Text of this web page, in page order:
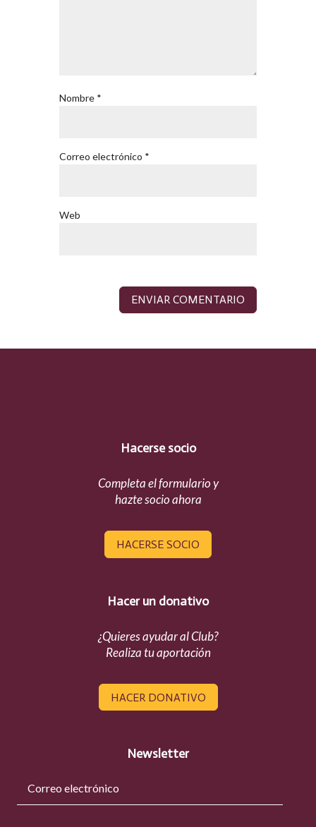
Nombre *
Correo electrónico *
Web
Hacerse socio
Completa el formulario y
hazte socio ahora
HACERSE SOCIO
Hacer un donativo
¿Quieres ayudar al Club?
Realiza tu aportación
HACER DONATIVO
Newsletter